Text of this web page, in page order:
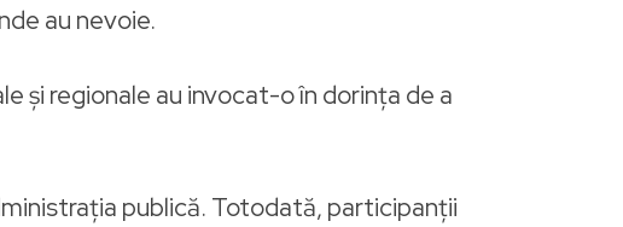
au nevoie.
regionale au invocat-o în dorința de a
publică. Totodată, participanții